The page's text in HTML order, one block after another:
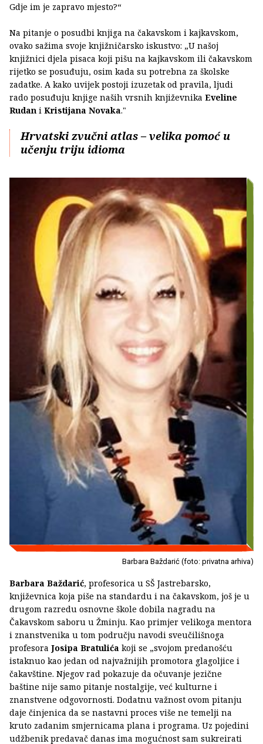
Gdje im je zapravo mjesto?“
Na pitanje o posudbi knjiga na čakavskom i kajkavskom,
ovako sažima svoje knjižničarsko iskustvo: „U našoj
knjižnici djela pisaca koji pišu na kajkavskom ili čakavskom
rijetko se posuđuju, osim kada su potrebna za školske
zadatke. A kako uvijek postoji izuzetak od pravila, ljudi
rado posuđuju knjige naših vrsnih književnika Eveline
Rudan i Kristijana Novaka."
Hrvatski zvučni atlas – velika pomoć u
učenju triju idioma
Barbara Baždarić (foto: privatna arhiva)
Barbara Baždarić, profesorica u SŠ Jastrebarsko,
književnica koja piše na standardu i na čakavskom, još je u
drugom razredu osnovne škole dobila nagradu na
Čakavskom saboru u Žminju. Kao primjer velikoga mentora
i znanstvenika u tom području navodi sveučilišnoga
profesora Josipa Bratulića koji se „svojom predanošću
istaknuo kao jedan od najvažnijih promotora glagoljice i
čakavštine. Njegov rad pokazuje da očuvanje jezične
baštine nije samo pitanje nostalgije, već kulturne i
znanstvene odgovornosti. Dodatnu važnost ovom pitanju
daje činjenica da se nastavni proces više ne temelji na
kruto zadanim smjernicama plana i programa. Uz pojedini
udžbenik predavač danas ima mogućnost sam sukreirati